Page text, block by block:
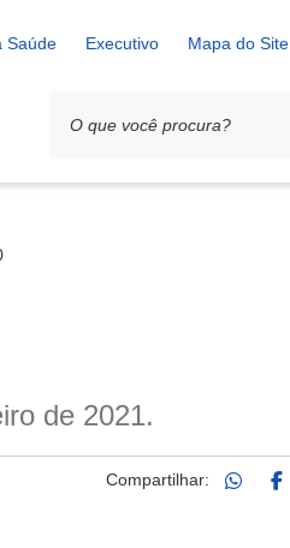
Saúde Executivo Mapa do Site
de 2021.
Compartilhar: